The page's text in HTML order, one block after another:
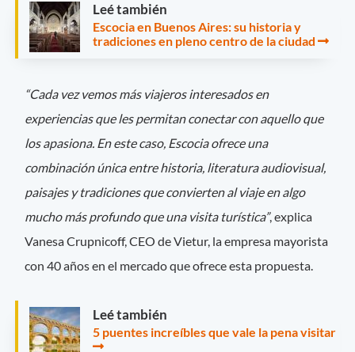
Leé también
Escocia en Buenos Aires: su historia y
tradiciones en pleno centro de la ciudad
“Cada vez vemos más viajeros interesados en
experiencias que les permitan conectar con aquello que
los apasiona. En este caso, Escocia ofrece una
combinación única entre historia, literatura audiovisual,
paisajes y tradiciones que convierten al viaje en algo
mucho más profundo que una visita turística”, explica
Vanesa Crupnicoff, CEO de Vietur, la empresa mayorista
con 40 años en el mercado que ofrece esta propuesta.
Leé también
5 puentes increíbles que vale la pena visitar